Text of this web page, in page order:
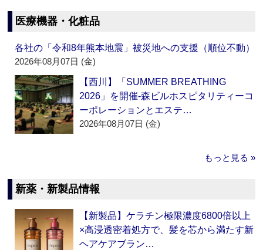
医療機器・化粧品
各社の「令和8年熊本地震」被災地への支援（順位不動）
2026年08月07日 (金)
【西川】「SUMMER BREATHING
2026」を開催‐森ビルホスピタリティーコ
ーポレーションとエステ…
2026年08月07日 (金)
もっと見る »
新薬・新製品情報
【新製品】ケラチン極限濃度6800倍以上
×高浸透密着処方で、髪を芯から満たす新
ヘアケアブラン…